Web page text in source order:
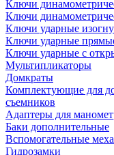
Ключи
Ключи
Ключи ударные
Ключи ударные
Ключи ударные с
Мультипликаторы
Домкраты
Комплектующие для
съемников
Адаптеры для
Баки дополнительные
Вспомогательные
Гидрозамки